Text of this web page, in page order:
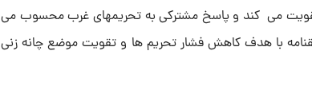
می کند و پاسخ مشترکی به تحریمهای غرب محسوب می
با هدف کاهش فشار تحریم ها و تقویت موضع چانه زنی